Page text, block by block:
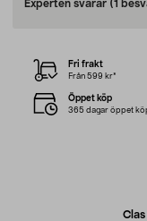
Experten svarar (1
Clas
Fri frakt
Från 599 kr*
Öppet köp
365 dagar öppet